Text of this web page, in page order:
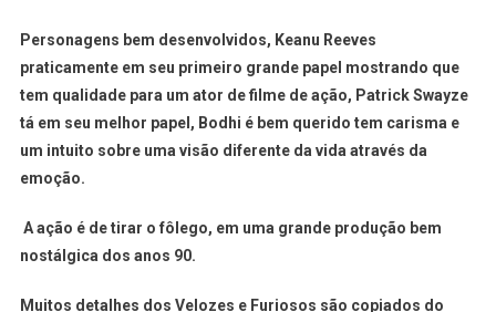
Personagens bem desenvolvidos, Keanu Reeves
praticamente em seu primeiro grande papel mostrando que
tem qualidade para um ator de filme de ação, Patrick Swayze
tá em seu melhor papel, Bodhi é bem querido tem carisma e
um intuito sobre uma visão diferente da vida através da
emoção.
A ação é de tirar o fôlego, em uma grande produção bem
nostálgica dos anos 90.
Muitos detalhes dos Velozes e Furiosos são copiados do